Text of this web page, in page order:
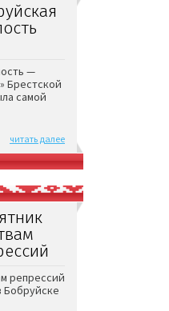
—
Брестской
самой
читать далее
репрессий
Бобруйске